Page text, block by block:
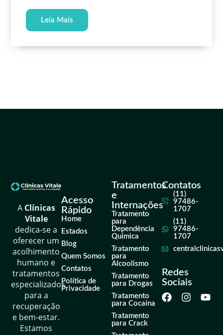
Leia Mais
A Clínicas
Vitale
dedica-se a
oferecer um
acolhimento
humano e
tratamentos
especializados
para a
recuperação
e bem-estar.
Estamos
Acesso
Rápido
Home
Estados
Blog
Quem Somos
Contatos
Política de
Privacidade
Tratamentos
e
Internações
Tratamento
para
Dependência
Química
Tratamento
para
Alcoolismo
Tratamento
para Drogas
Tratamento
para Cocaína
Tratamento
para Crack
Contatos
(11)
97486-
1707
(11)
97486-
1707
Redes
Sociais